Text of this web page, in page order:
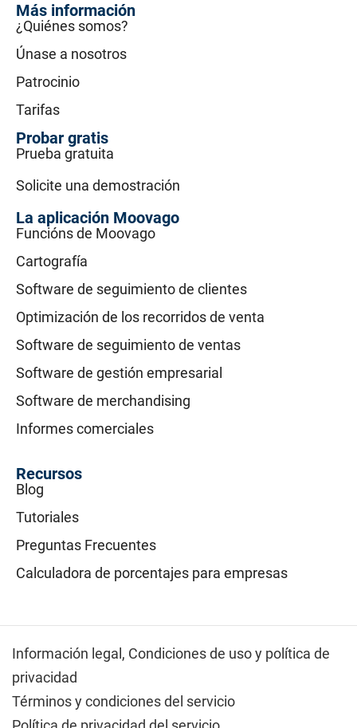
Más información
¿Quiénes somos?
Únase a nosotros
Patrocinio
Tarifas
Probar gratis
Prueba gratuita
Solicite una demostración
La aplicación Moovago
Funcións de Moovago
Cartografía
Software de seguimiento de clientes
Optimización de los recorridos de venta
Software de seguimiento de ventas
Software de gestión empresarial
Software de merchandising
Informes comerciales
Recursos
Blog
Tutoriales
Preguntas Frecuentes
Calculadora de porcentajes para empresas
Información legal, Condiciones de uso y política de
privacidad
Términos y condiciones del servicio